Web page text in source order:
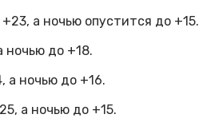
а ночью опустится до +15.
ночью до +18.
а ночью до +16.
а ночью до +15.